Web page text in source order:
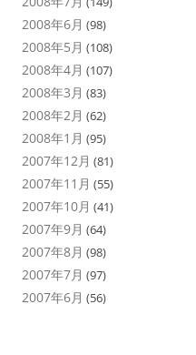
2008年6月 (98)
2008年5月 (108)
2008年4月 (107)
2008年3月 (83)
2008年2月 (62)
2008年1月 (95)
2007年12月 (81)
2007年11月 (55)
2007年10月 (41)
2007年9月 (64)
2007年8月 (98)
2007年7月 (97)
2007年6月 (56)